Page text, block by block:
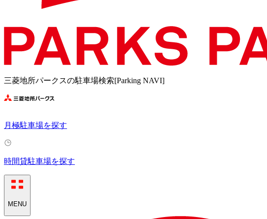
三菱地所パークスの駐車場検索[Parking NAVI]
月極駐車場を探す
時間貸駐車場を探す
MENU